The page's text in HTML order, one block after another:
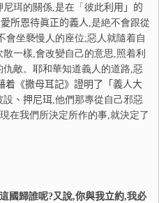
珥的關係,是在「彼此利 用」的
所恩待眞正的義人,是絶不會跟從
會坐褻慢人的座位;惡人就隨着自
一樣,會改變自己的意思,照着利
敵。耶和華知道義人的道路,惡
着《撒母耳記》證明了「 義人大
設 、押尼珥,他們那專從自己邪惡
在我們所決定所作的事,就決定了
國歸誰呢?又說,你與我立約,我必